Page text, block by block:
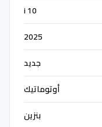
i 10
2025
جديد
أوتوماتيك
بنزين